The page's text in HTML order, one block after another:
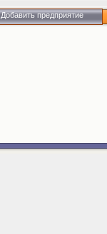
Добавить предприятие